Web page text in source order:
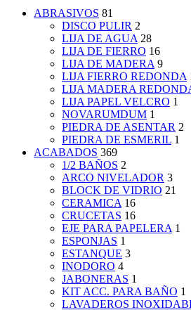
ABRASIVOS 81
DISCO PULIR 2
LIJA DE AGUA 28
LIJA DE FIERRO 16
LIJA DE MADERA 9
LIJA FIERRO REDONDA
LIJA MADERA
LIJA PAPEL VELCRO 1
NOVARUMDUM 1
PIEDRA DE ASENTAR 2
PIEDRA DE ESMERIL 1
ACABADOS 369
1/2 BAÑOS 2
ARCO NIVELADOR 3
BLOCK DE VIDRIO 21
CERAMICA 16
CRUCETAS 16
EJE PARA PAPELERA 1
ESPONJAS 1
ESTANQUE 3
INODORO 4
JABONERAS 1
KIT ACC. PARA BAÑO 1
LAVADEROS